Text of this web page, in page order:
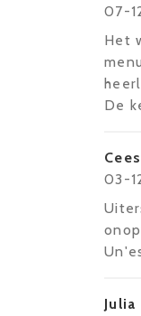
07-
Het
De
03-
Julia